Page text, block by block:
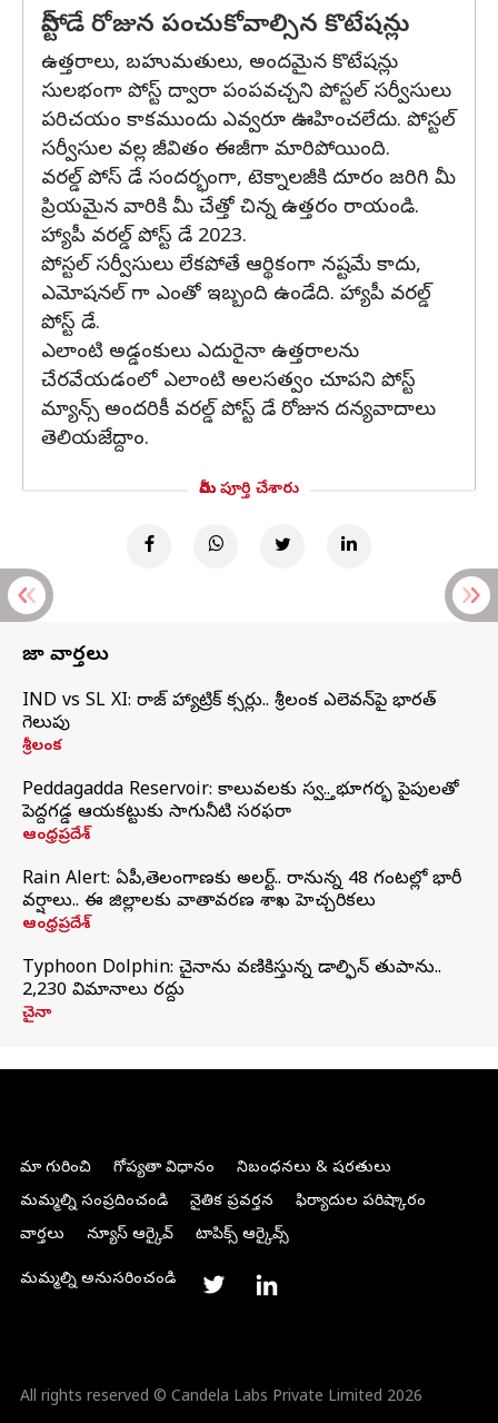
పోస్ట్ డే రోజున పంచుకోవాల్సిన కొటేషన్లు
ఉత్తరాలు, బహుమతులు, అందమైన కొటేషన్లు
సులభంగా పోస్ట్ ద్వారా పంపవచ్చని పోస్టల్ సర్వీసులు
పరిచయం కాకముందు ఎవ్వరూ ఊహించలేదు. పోస్టల్
సర్వీసుల వల్ల జీవితం ఈజీగా మారిపోయింది.
వరల్డ్ పోస్ డే సందర్భంగా, టెక్నాలజీకి దూరం జరిగి మీ
ప్రియమైన వారికి మీ చేత్తో చిన్న ఉత్తరం రాయండి.
హ్యాపీ వరల్డ్ పోస్ట్ డే 2023.
పోస్టల్ సర్వీసులు లేకపోతే ఆర్థికంగా నష్టమే కాదు,
ఎమోషనల్ గా ఎంతో ఇబ్బంది ఉండేది. హ్యాపీ వరల్డ్
పోస్ట్ డే.
ఎలాంటి అడ్డంకులు ఎదురైనా ఉత్తరాలను
చేరవేయడంలో ఎలాంటి అలసత్వం చూపని పోస్ట్
మ్యాన్స్ అందరికీ వరల్డ్ పోస్ట్ డే రోజున దన్యవాదాలు
తెలియజేద్దాం.
మీరు పూర్తి చేశారు
తాజా వార్తలు
IND vs SL XI: సిరాజ్‌ హ్యాట్రిక్‌ సిక్సర్లు.. శ్రీలంక ఎలెవన్‌పై భారత్‌
గెలుపు
శ్రీలంక
Peddagadda Reservoir: కాలువలకు స్వస్తి.. భూగర్భ పైపులతో
పెద్దగడ్డ ఆయకట్టుకు సాగునీటి సరఫరా
ఆంధ్రప్రదేశ్
Rain Alert: ఏపీ,తెలంగాణకు అలర్ట్.. రానున్న 48 గంటల్లో భారీ
వర్షాలు.. ఈ జిల్లాలకు వాతావరణ శాఖ హెచ్చరికలు
ఆంధ్రప్రదేశ్
Typhoon Dolphin: చైనాను వణికిస్తున్న డాల్ఫిన్‌ తుపాను..
2,230 విమానాలు రద్దు
చైనా
మా గురించి గోప్యతా విధానం
నిబంధనలు & షరతులు
మమ్మల్ని సంప్రదించండి
నైతిక ప్రవర్తన
ఫిర్యాదుల పరిష్కారం
వార్తలు
న్యూస్ ఆర్కైవ్ టాపిక్స్ ఆర్కైవ్స్
మమ్మల్ని అనుసరించండి
All rights reserved © Candela Labs Private Limited 2026